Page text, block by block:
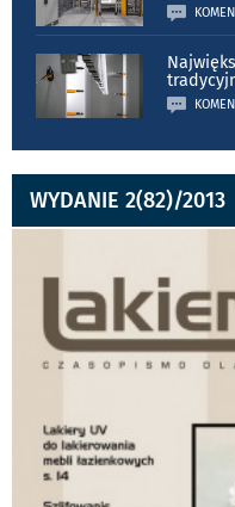
WYDANIE 2(82)/2013